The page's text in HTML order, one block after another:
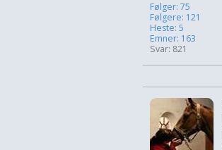
Følger: 75
Følgere: 121
Heste: 5
Emner: 163
Svar: 821